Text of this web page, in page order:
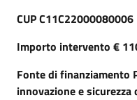
CUP C11C22000080006
Importo intervento €
Fonte di finanziamento
innovazione e